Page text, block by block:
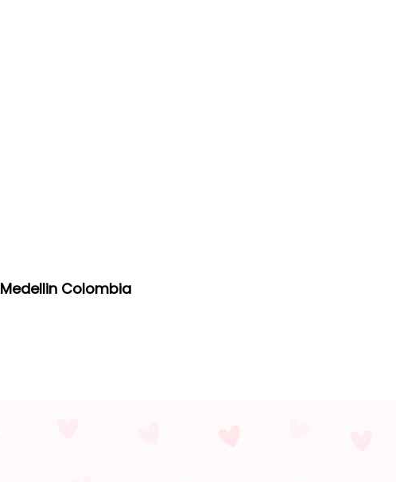
Colombia